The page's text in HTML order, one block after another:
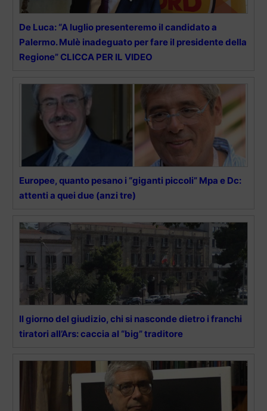
De Luca: “A luglio presenteremo il candidato a
Palermo. Mulè inadeguato per fare il presidente della
Regione” CLICCA PER IL VIDEO
Europee, quanto pesano i “giganti piccoli” Mpa e Dc:
attenti a quei due (anzi tre)
Il giorno del giudizio, chi si nasconde dietro i franchi
tiratori all’Ars: caccia al “big” traditore